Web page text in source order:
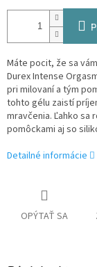
Máte pocit, že sa
Durex Intense
pri milovaní a tým
tohto gélu zaistí
mravčenia. Ľahko
pomôckami aj so
Detailné informácie
OPÝTAŤ SA